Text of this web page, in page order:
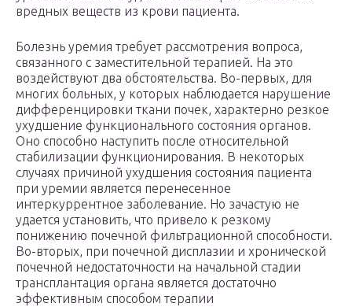
вредных веществ из крови пациента.
Болезнь уремия требует рассмотрения вопроса,
связанного с заместительной терапией. На это
воздействуют два обстоятельства. Во-первых, для
многих больных, у которых наблюдается нарушение
дифференцировки ткани почек, характерно резкое
ухудшение функционального состояния органов.
Оно способно наступить после относительной
стабилизации функционирования. В некоторых
случаях причиной ухудшения состояния пациента
при уремии является перенесенное
интеркуррентное заболевание. Но зачастую не
удается установить, что привело к резкому
понижению почечной фильтрационной способности.
Во-вторых, при почечной дисплазии и хронической
почечной недостаточности на начальной стадии
трансплантация органа является достаточно
эффективным способом терапии